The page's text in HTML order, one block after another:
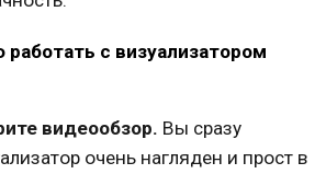
работать с визуализатором
видеообзор. Вы сразу
очень нагляден и прост в